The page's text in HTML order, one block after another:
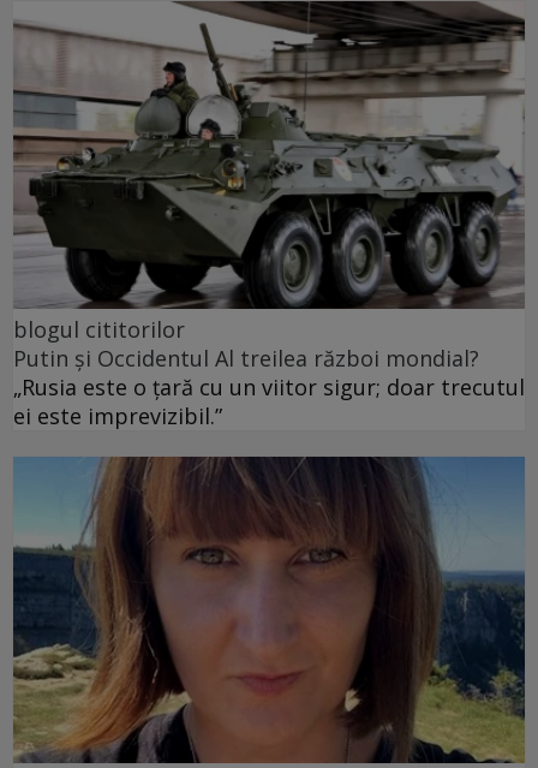
blogul cititorilor
Putin și Occidentul Al treilea război mondial?
„Rusia este o țară cu un viitor sigur; doar trecutul
ei este imprevizibil.”